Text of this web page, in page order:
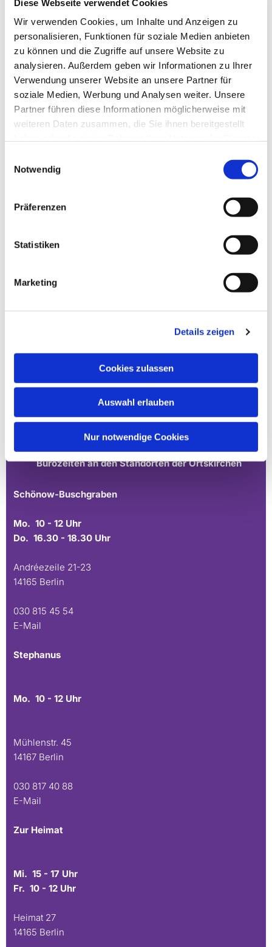
Diese Webseite verwendet Cookies
Wir verwenden Cookies, um Inhalte und Anzeigen zu
personalisieren, Funktionen für soziale Medien anbieten
zu können und die Zugriffe auf unsere Website zu
analysieren. Außerdem geben wir Informationen zu Ihrer
Verwendung unserer Website an unsere Partner für
soziale Medien, Werbung und Analysen weiter. Unsere
Partner führen diese Informationen möglicherweise mit
weiteren Daten zusammen, die Sie ihnen bereitgestellt
Notwendig
Präferenzen
Statistiken
Marketing
Details zeigen
Cookies zulassen
Auswahl erlauben
Nur notwendige Cookies
Dies könnte Sie auch
interessieren
Ev. Gesamtkirchengemeinde Zehlendorf-Süd
Heimat 27 - 14165 Berlin
kontakt@evkirchezehlendorfsued.de
Bürozeiten an den Standorten der Ortskirchen
Schönow-Buschgraben
Mo. 10 - 12 Uhr
Do. 16.30 - 18.30 Uhr
Andréezeile 21-23
14165 Berlin
030 815 45 54
E-Mail
Stephanus
Mo. 10 - 12 Uhr
Mühlenstr. 45
14167 Berlin
030 817 40 88
E-Mail
Zur Heimat
Mi. 15 - 17 Uhr
Fr. 10 - 12 Uhr
Heimat 27
14165 Berlin